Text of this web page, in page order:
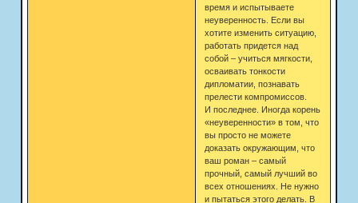
время и испытываете
неуверенность. Если вы
хотите изменить ситуацию,
работать придется над
собой – учиться мягкости,
осваивать тонкости
дипломатии, познавать
прелести компромиссов.
И последнее. Иногда корень
«неуверенности» в том, что
вы просто не можете
доказать окружающим, что
ваш роман – самый
прочный, самый лучший во
всех отношениях. Не нужно
и пытаться этого делать. В